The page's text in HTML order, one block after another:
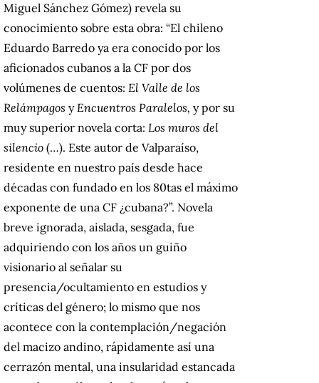
Miguel Sánchez Gómez) revela su
conocimiento sobre esta obra: “El chileno
Eduardo Barredo ya era conocido por los
aficionados cubanos a la CF por dos
volúmenes de cuentos: El Valle de los
Relámpagos yEncuentros Paralelos, y por su
muy superior novela corta: Los muros del
silencio (…). Este autor de Valparaíso,
residente en nuestro país desde hace
décadas con fundado en los 80tas el máximo
exponente de una CF ¿cubana?”. Novela
breve ignorada, aislada, sesgada, fue
adquiriendo con los años un guiño
visionario al señalar su
presencia/ocultamiento en estudios y
críticas del género; lo mismo que nos
acontece con la contemplación/negación
del macizo andino, rápidamente así una
cerrazón mental, una insularidad estancada